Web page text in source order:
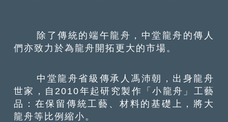
除了傳統的端午龍舟，中堂龍舟的傳人
們亦致力於為龍舟開拓更大的市場。
中堂龍舟省級傳承人馮沛朝，出身龍舟
世家，自2010年起研究製作「小龍舟」工藝
品：在保留傳統工藝、材料的基礎上，將大
龍舟等比例縮小。